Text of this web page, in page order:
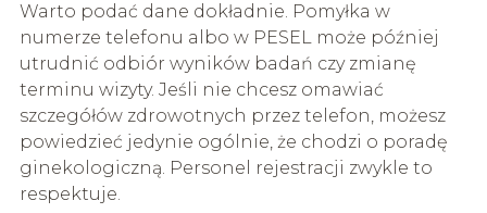
Warto podać dane dokładnie. Pomyłka w
numerze telefonu albo w PESEL może później
utrudnić odbiór wyników badań czy zmianę
terminu wizyty. Jeśli nie chcesz omawiać
szczegółów zdrowotnych przez telefon, możesz
powiedzieć jedynie ogólnie, że chodzi o poradę
ginekologiczną. Personel rejestracji zwykle to
respektuje.